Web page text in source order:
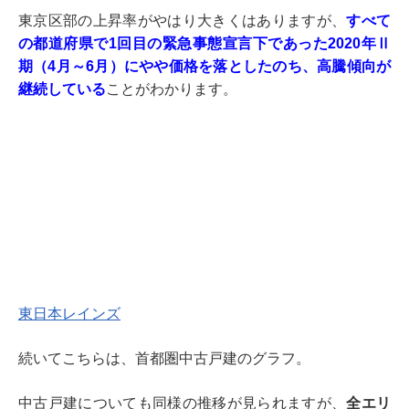
東京区部の上昇率がやはり大きくはありますが、すべて
の都道府県で1回目の緊急事態宣言下であった2020年Ⅱ
期（4月～6月）にやや価格を落としたのち、高騰傾向が
継続していることがわかります。
東日本レインズ
続いてこちらは、首都圏中古戸建のグラフ。
中古戸建についても同様の推移が見られますが、全エリ